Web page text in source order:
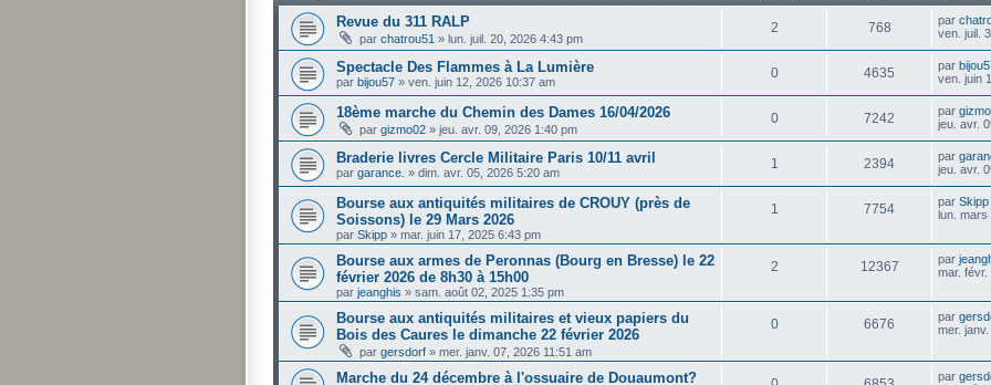
Revue du 311 RALP
par chatrou51 » lun. juil. 20, 2026 4:43 pm
2 768 par
ven. juil.
Spectacle Des Flammes à La Lumière
par bijou57 » ven. juin 12, 2026 10:37 am
0 4635 par
ven. juin
18ème marche du Chemin des Dames 16/04/2026
par gizmo02 » jeu. avr. 09, 2026 1:40 pm
0 7242 par
jeu. avr.
Braderie livres Cercle Militaire Paris 10/11 avril
par garance. » dim. avr. 05, 2026 5:20 am
1 2394 par
jeu. avr.
Bourse aux antiquités militaires de CROUY (près de
Soissons) le 29 Mars 2026
par Skipp » mar. juin 17, 2025 6:43 pm
1 7754 par Skipp
lun. mars
Bourse aux armes de Peronnas (Bourg en Bresse) le 22
février 2026 de 8h30 à 15h00
par jeanghis » sam. août 02, 2025 1:35 pm
2 12367 par
mar. févr.
Bourse aux antiquités militaires et vieux papiers du
Bois des Caures le dimanche 22 février 2026
par gersdorf » mer. janv. 07, 2026 11:51 am
0 6676 par
mer.
Marche du 24 décembre à l'ossuaire de Douaumont? par